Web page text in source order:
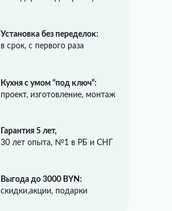
Кухня с умом “под ключ”:
проект, изготовление, монтаж
Установка без переделок:
в срок, с первого раза
Выгода до 3000 BYN:
скидки,акции, подарки
Гарантия 5 лет,
30 лет опыта, №1 в РБ и СНГ